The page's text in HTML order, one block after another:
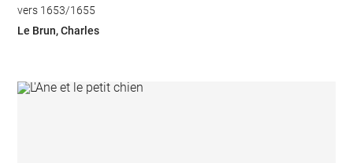
vers 1653/1655
Le Brun, Charles